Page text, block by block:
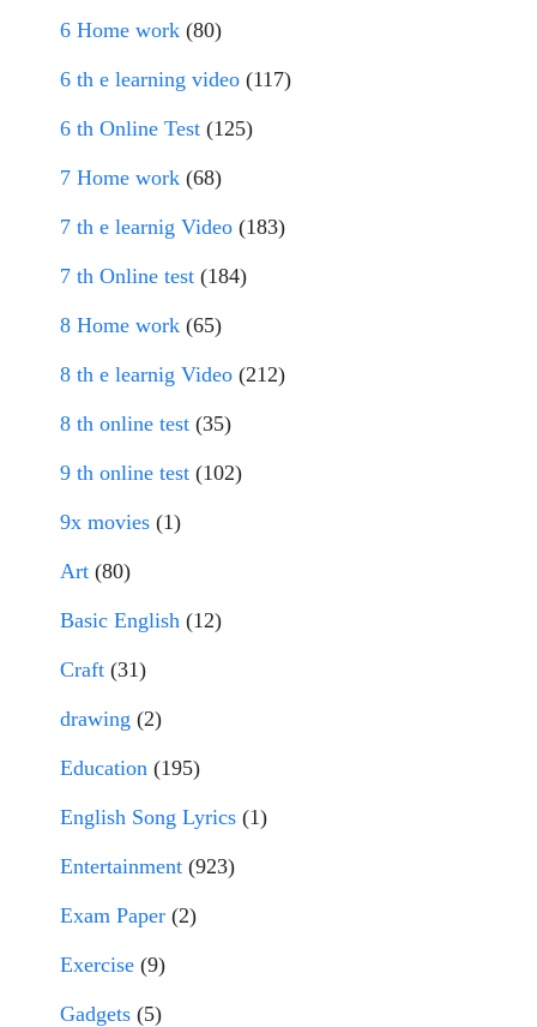
6 Home work (80)
6 th e learning video (117)
6 th Online Test (125)
7 Home work (68)
7 th e learnig Video (183)
7 th Online test (184)
8 Home work (65)
8 th e learnig Video (212)
8 th online test (35)
9 th online test (102)
9x movies (1)
Art (80)
Basic English (12)
Craft (31)
drawing (2)
Education (195)
English Song Lyrics (1)
Entertainment (923)
Exam Paper (2)
Exercise (9)
Gadgets (5)